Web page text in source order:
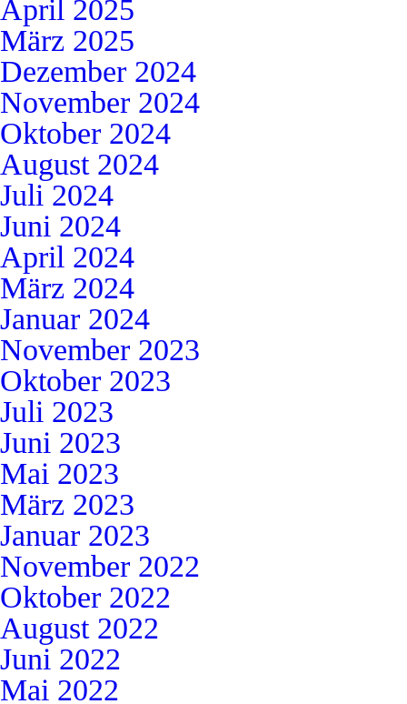
April 2025
März 2025
Dezember 2024
November 2024
Oktober 2024
August 2024
Juli 2024
Juni 2024
April 2024
März 2024
Januar 2024
November 2023
Oktober 2023
Juli 2023
Juni 2023
Mai 2023
März 2023
Januar 2023
November 2022
Oktober 2022
August 2022
Juni 2022
Mai 2022